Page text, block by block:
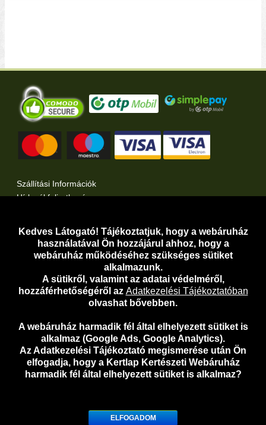
Szállítási Információk
Hírlevél feliratkozás
Kertlap Webáruház a Twitter-en
Adatvédelem
Adatkezelési Tájékoztató
Adathozzáférési Kérelem
Általános Szerződési Feltételek
E-mail:webaruhaz@kertlap.hu
Szolgáltató adatai:
01-09-701615
Kedves Látogató! Tájékoztatjuk, hogy a webáruház
használatával Ön hozzájárul ahhoz, hogy a
webáruház működéséhez szükséges sütiket
alkalmazunk.
A sütikről, valamint az adatai védelméről,
hozzáférhetőségéről az Adatkezelési Tájékoztatóban
olvashat bővebben.
A webáruház harmadik fél által elhelyezett sütiket is
alkalmaz (Google Ads, Google Analytics).
Az Adatkezelési Tájékoztató megismerése után Ön
elfogadja, hogy a Kertlap Kertészeti Webáruház
harmadik fél által elhelyezett sütiket is alkalmaz?
ELFOGADOM